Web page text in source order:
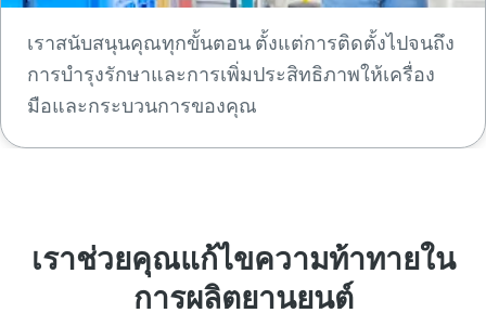
เราสนับสนุนคุณทุกขั้นตอน ตั้งแต่การติดตั้งไปจนถึง
การบำรุงรักษาและการเพิ่มประสิทธิภาพให้เครื่อง
มือและกระบวนการของคุณ
เราช่วยคุณแก้ไขความท้าทายใน
การผลิตยานยนต์